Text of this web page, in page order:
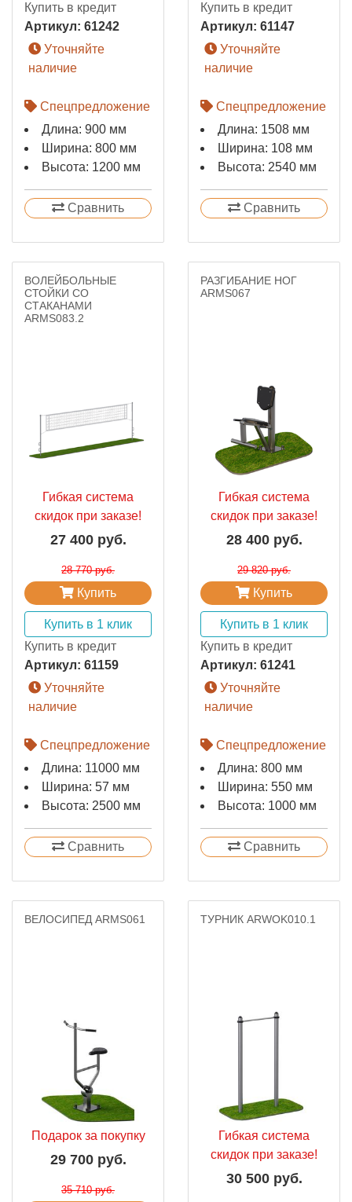
Купить в кредит
Артикул: 61242
Уточняйте
наличие
Спецпредложение
Длина: 900 мм
Ширина: 800 мм
Высота: 1200 мм
Сравнить
Купить в кредит
Артикул: 61147
Уточняйте
наличие
Спецпредложение
Длина: 1508 мм
Ширина: 108 мм
Высота: 2540 мм
Сравнить
ВОЛЕЙБОЛЬНЫЕ
СТОЙКИ СО
СТАКАНАМИ
ARMS083.2
Гибкая система
скидок при заказе!
27 400 руб.
28 770 руб.
Купить
Купить в 1 клик
Купить в кредит
Артикул: 61159
Уточняйте
наличие
Спецпредложение
Длина: 11000 мм
Ширина: 57 мм
Высота: 2500 мм
Сравнить
РАЗГИБАНИЕ НОГ
ARMS067
Гибкая система
скидок при заказе!
28 400 руб.
29 820 руб.
Купить
Купить в 1 клик
Купить в кредит
Артикул: 61241
Уточняйте
наличие
Спецпредложение
Длина: 800 мм
Ширина: 550 мм
Высота: 1000 мм
Сравнить
ВЕЛОСИПЕД ARMS061
Подарок за покупку
29 700 руб.
35 710 руб.
ТУРНИК ARWOK010.1
Гибкая система
скидок при заказе!
30 500 руб.